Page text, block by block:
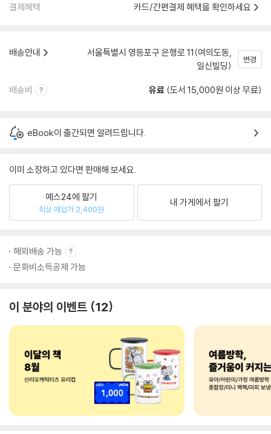
결제혜택 카드/간편결제 혜택을 확인하세요
배송안내
서울특별시 영등포구 은행로 11(여의도동,
일신빌딩)
변경
배송비 유료 (도서 15,000원 이상 무료)
eBook이 출간되면 알려드립니다.
이미 소장하고 있다면 판매해 보세요.
예스24에 팔기
최상 매입가 2,400원
내 가게에서 팔기
해외배송 가능
문화비소득공제 가능
이 분야의 이벤트 12